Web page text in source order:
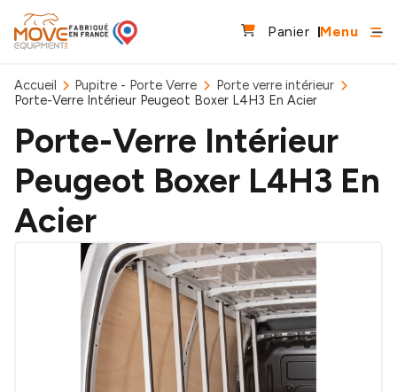
Panier Menu
Accueil Pupitre - Porte Verre
Porte verre intérieur
Porte-Verre Intérieur Peugeot Boxer L4H3 En Acier
Porte-Verre Intérieur
Peugeot Boxer L4H3 En
Acier